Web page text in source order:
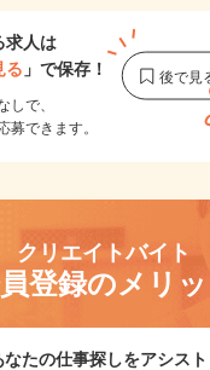
求人は
る 」で保存！
しで、
募できます。
クリエイトバイト
登録のメリッ
たの仕事探しをアシスト